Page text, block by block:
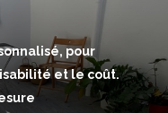
pour
et le coût.